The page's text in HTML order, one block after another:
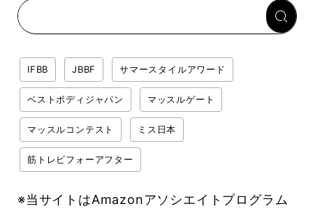
IFBB JBBF サマースタイルアワード
ベストボディジャパン マッスルゲート
マッスルコンテスト ミス日本
筋トレビフォーアフター
※当サイトはAmazonアソシエイトプログラム